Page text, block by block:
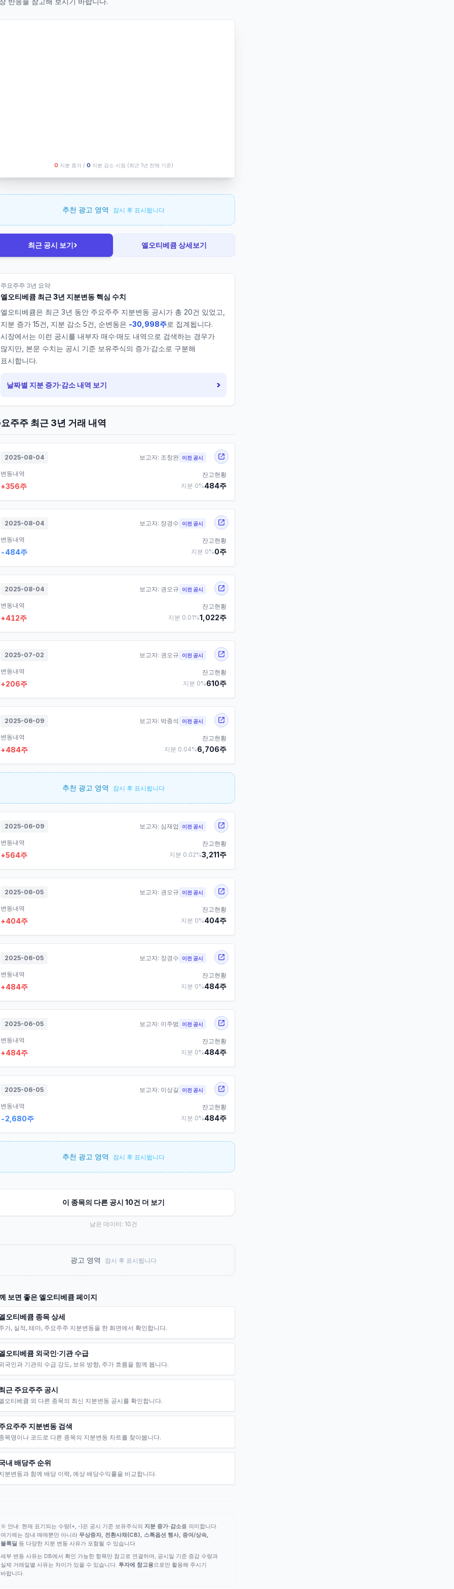
O 지분 증가 / O 지분 감소 시점 (최근 1년 전체 기준)
추천 광고 영역 잠시 후 표시됩니다
최근 공시 보기› 엘오티베큠상세보기
주요주주 3년 요약
엘오티베큠 최근 3년 지분변동 핵심 수치
엘오티베큠은 최근 3년 동안 주요주주 지분변동 공시가 총 20건 있었고,
지분 증가 15건, 지분 감소 5건, 순변동은 -30,998주로 집계됩니다.
시장에서는 이런 공시를 내부자 매수·매도 내역으로 검색하는 경우가
많지만, 본문 수치는 공시 기준 보유주식의 증가·감소로 구분해
표시합니다.
날짜별 지분 증가·감소 내역 보기 ›
주주 최근 3년 거래 내역
2025-08-04 보고자: 조창완 이전 공시
변동내역
+356주
잔고현황
지분 0%484주
2025-08-04 보고자: 장경수 이전 공시
변동내역
-484주
잔고현황
지분 0%0주
2025-08-04 보고자: 권오규 이전 공시
변동내역
+412주
잔고현황
지분 0.01%1,022주
2025-07-02 보고자: 권오규 이전 공시
변동내역
+206주
잔고현황
지분 0%610주
2025-06-09 보고자: 박종석 이전 공시
변동내역
+484주
잔고현황
지분 0.04%6,706주
추천 광고 영역 잠시 후 표시됩니다
2025-06-09 보고자: 심재업 이전 공시
변동내역
+564주
잔고현황
지분 0.02%3,211주
2025-06-05 보고자: 권오규 이전 공시
변동내역
+404주
잔고현황
지분 0%404주
2025-06-05 보고자: 장경수 이전 공시
변동내역
+484주
잔고현황
지분 0%484주
2025-06-05 보고자: 이주범 이전 공시
변동내역
+484주
잔고현황
지분 0%484주
2025-06-05 보고자: 이상길 이전 공시
변동내역
-2,680주
잔고현황
지분 0%484주
추천 광고 영역 잠시 후 표시됩니다
이 종목의 다른 공시 10건 더 보기
남은 데이터: 10건
광고 영역 잠시 후 표시됩니다
보면 좋은 엘오티베큠페이지
오티베큠 종목 상세
가, 실적, 테마, 주요주주 지분변동을 한 화면에서 확인합니다.
오티베큠 외국인·기관 수급
국인과 기관의 수급 강도, 보유 방향, 주가 흐름을 함께 봅니다.
근 주요주주 공시
오티베큠 외 다른 종목의 최신 지분변동 공시를 확인합니다.
요주주 지분변동 검색
목명이나 코드로 다른 종목의 지분변동 차트를 찾아봅니다.
내 배당주 순위
분변동과 함께 배당 이력, 예상 배당수익률을 비교합니다.
※ 안내: 현재 표기되는 수량(+, -)은 공시 기준 보유주식의 지분 증가·감소를 의미합니다.
여기에는 장내 매매뿐만 아니라 무상증자, 전환사채(CB), 스톡옵션 행사, 증여/상속,
블록딜 등 다양한 지분 변동 사유가 포함될 수 있습니다.
세부 변동 사유는 DB에서 확인 가능한 항목만 참고로 연결하며, 공시일 기준 증감 수량과
실제 거래일별 사유는 차이가 있을 수 있습니다. 투자에 참고용으로만 활용해 주시기
바랍니다.